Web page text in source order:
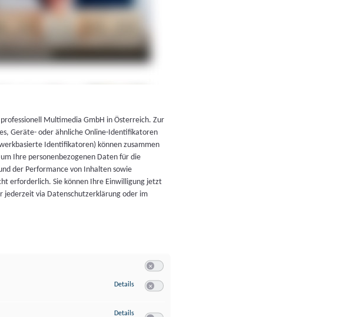
Multimedia GmbH in Österreich. Zur
Geräte- oder ähnliche Online-Identifikatoren
Identifikatoren) können zusammen
Ihre personenbezogenen Daten für die
der Performance von Inhalten sowie
erforderlich. Sie können Ihre Einwilligung jetzt
jederzeit via Datenschutzerklärung oder im
Details zu Speichern von oder Zugriff auf Informationen auf einem Endgerät
Details zu Verwendung reduzierter Daten zur Auswahl von Werbeanzeigen